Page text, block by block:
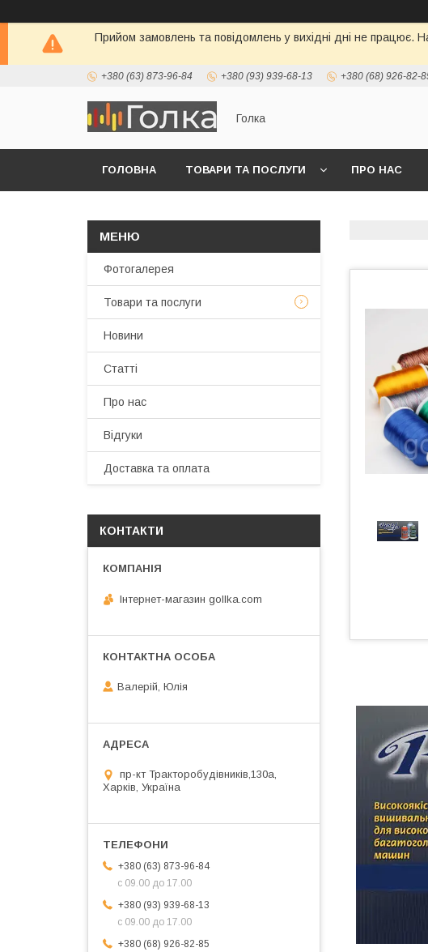
Прийом замовлень та повідомлень у вихідні дні не працює.
+380 (63) 873-96-84 +380 (93) 939-68-13 +380 (68) 926-82-
Голка
ГОЛОВНА ТОВАРИ ТА ПОСЛУГИ ПРО НАС
Фотогалерея
Товари та послуги
Новини
Статті
Про нас
Відгуки
Доставка та оплата
КОНТАКТИ
Інтернет-магазин gollka.com
Валерій, Юлія
пр-кт Тракторобудівників,130а,
Харків, Україна
+380 (63) 873-96-84
с 09.00 до 17.00
+380 (93) 939-68-13
с 09.00 до 17.00
+380 (68) 926-82-85